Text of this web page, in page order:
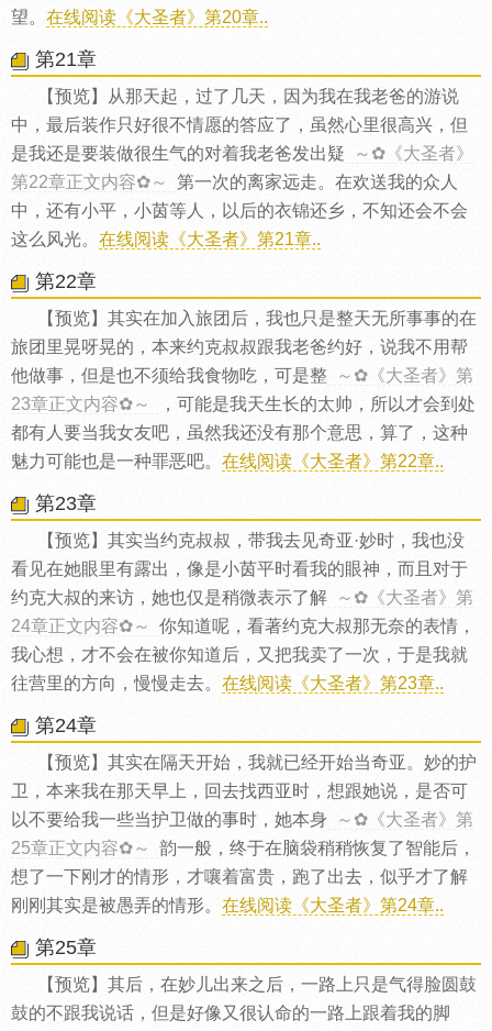
望。 在线阅读《大圣者》第20章..
第21章
【预览】从那天起，过了几天，因为我在我老爸的游说
中，最后装作只好很不情愿的答应了，虽然心里很高兴，但
是我还是要装做很生气的对着我老爸发出疑
～✿《大圣者》
第22章正文内容✿～
第一次的离家远走。在欢送我的众人
中，还有小平，小茵等人，以后的衣锦还乡，不知还会不会
这么风光。 在线阅读《大圣者》第21章..
第22章
【预览】其实在加入旅团后，我也只是整天无所事事的在
旅团里晃呀晃的，本来约克叔叔跟我老爸约好，说我不用帮
他做事，但是也不须给我食物吃，可是整
～✿《大圣者》第
23章正文内容✿～
，可能是我天生长的太帅，所以才会到处
都有人要当我女友吧，虽然我还没有那个意思，算了，这种
魅力可能也是一种罪恶吧。 在线阅读《大圣者》第22章..
第23章
【预览】其实当约克叔叔，带我去见奇亚·妙时，我也没
看见在她眼里有露出，像是小茵平时看我的眼神，而且对于
约克大叔的来访，她也仅是稍微表示了解
～✿《大圣者》第
24章正文内容✿～
你知道呢，看著约克大叔那无奈的表情，
我心想，才不会在被你知道后，又把我卖了一次，于是我就
往营里的方向，慢慢走去。 在线阅读《大圣者》第23章..
第24章
【预览】其实在隔天开始，我就已经开始当奇亚。妙的护
卫，本来我在那天早上，回去找西亚时，想跟她说，是否可
以不要给我一些当护卫做的事时，她本身
～✿《大圣者》第
25章正文内容✿～
韵一般，终于在脑袋稍稍恢复了智能后，
想了一下刚才的情形，才嚷着富贵，跑了出去，似乎才了解
刚刚其实是被愚弄的情形。 在线阅读《大圣者》第24章..
第25章
【预览】其后，在妙儿出来之后，一路上只是气得脸圆鼓
鼓的不跟我说话，但是好像又很认命的一路上跟着我的脚